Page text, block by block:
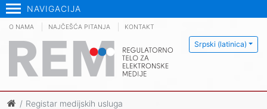
NAVIGACIJA
Srpski (latinica)
O NAMA NAJČEŠĆA PITANJA KONTAKT
Registar medijskih usluga